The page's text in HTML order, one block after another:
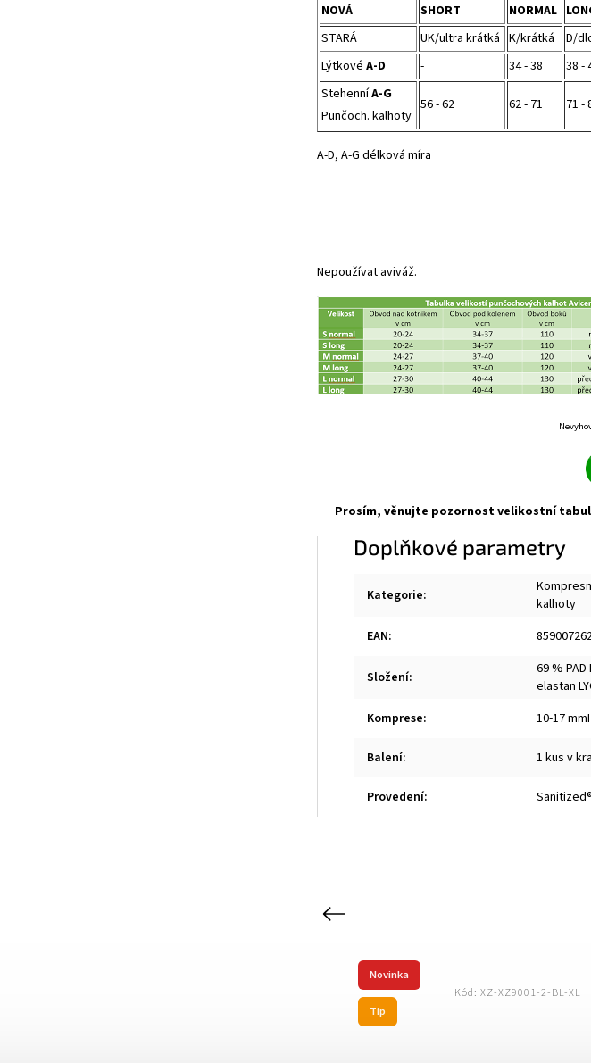
NOVÁ
SHORT NORMAL
STARÁ
UK/ultra krátká K/krátká
D/
Lýtkové A-D - 34 - 38
38 -
StehenníA-G
Punčoch. kalhoty
56 - 62 62 - 71 71 -
A-D, A-G délková míra
Nepoužívat aviváž.
Prosím, věnujte pozornost velikostní
Doplňkové parametry
Kategorie:
kalhoty
EAN:
Složení:
69 %
elastan
Komprese: 10-17
Balení: 1 kus v
Provedení:
Previous
Novinka
Tip
Kód: XZ-XZ9002-1-BL-XL